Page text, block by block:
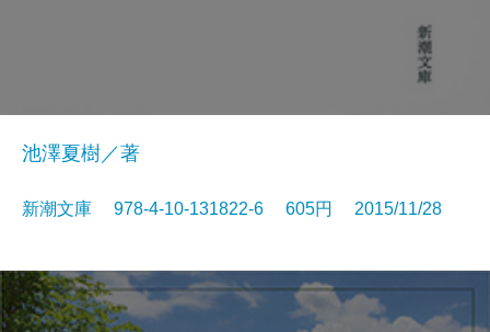
池澤夏樹／著
新潮文庫 978-4-10-131822-6 605円 2015/11/28